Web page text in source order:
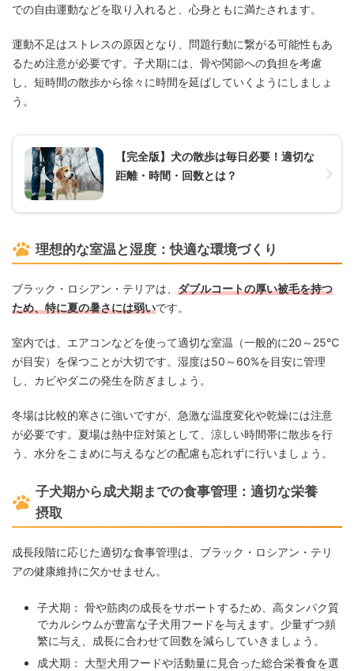
での自由運動などを取り入れると、心身ともに満たされます。
運動不足はストレスの原因となり、問題行動に繋がる可能性もあ
るため注意が必要です。子犬期には、骨や関節への負担を考慮
し、短時間の散歩から徐々に時間を延ばしていくようにしましょ
う。
【完全版】犬の散歩は毎日必要！適切な
距離・時間・回数とは？
理想的な室温と湿度：快適な環境づくり
ブラック・ロシアン・テリアは、 ダブルコートの厚い被毛を持つ
ため、特に夏の暑さには弱いです。
室内では、エアコンなどを使って適切な室温（一般的に20～25℃
が目安）を保つことが大切です。湿度は50～60%を目安に管理
し、カビやダニの発生を防ぎましょう。
冬場は比較的寒さに強いですが、急激な温度変化や乾燥には注意
が必要です。夏場は熱中症対策として、涼しい時間帯に散歩を行
う、水分をこまめに与えるなどの配慮も忘れずに行いましょう。
子犬期から成犬期までの食事管理：適切な栄養
摂取
成長段階に応じた適切な食事管理は、ブラック・ロシアン・テリ
アの健康維持に欠かせません。
子犬期： 骨や筋肉の成長をサポートするため、高タンパク質
でカルシウムが豊富な子犬用フードを与えます。少量ずつ頻
繁に与え、成長に合わせて回数を減らしていきましょう。
成犬期： 大型犬用フードや活動量に見合った総合栄養食を選